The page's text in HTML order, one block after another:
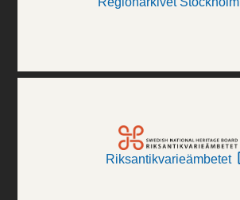
Riksantikvarieämbetet